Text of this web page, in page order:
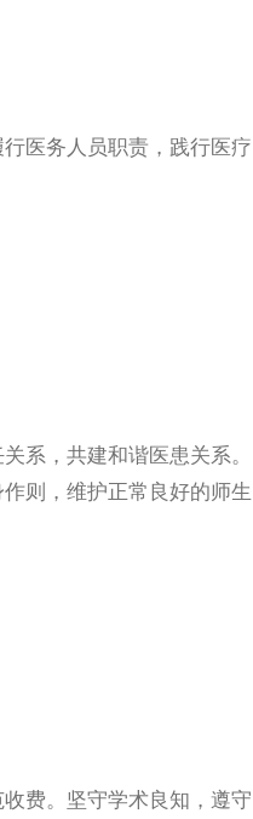
医务人员职责，践行医疗
系，共建和谐医患关系。
则，维护正常良好的师生
费。坚守学术良知，遵守